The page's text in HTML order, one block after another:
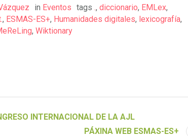
in Eventos tags ., diccionario, EMLex,
, ESMAS-ES+, Humanidades digitales, lexicografía,
, Wiktionary
INTERNACIONAL DE LA AJL
PÁXINA WEB ESMAS-ES+